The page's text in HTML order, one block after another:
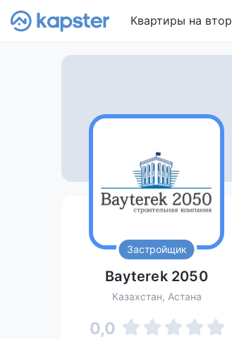
Квартиры на
Застройщик
Bayterek 2050
Казахстан, Астана
0,0